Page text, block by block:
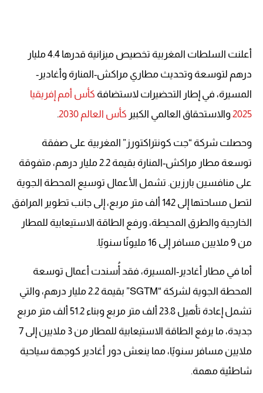
أعلنت السلطات المغربية تخصيص ميزانية قدرها 4.4 مليار
درهم لتوسعة وتحديث مطاري مراكش-المنارة وأغادير-
المسيرة، في إطار التحضيرات لاستضافة كأس أمم إفريقيا
2025والاستحقاق العالمي الكبير كأس العالم 2030 .
وحصلت شركة “جت كونتراكتورز” المغربية على صفقة
توسعة مطار مراكش-المنارة بقيمة 2.2 مليار درهم، متفوقة
على منافسين بارزين. تشمل الأعمال توسيع المحطة الجوية
لتصل مساحتها إلى 142 ألف متر مربع، إلى جانب تطوير المرافق
الخارجية والطرق المحيطة، ورفع الطاقة الاستيعابية للمطار
من 9 ملايين مسافر إلى 16 مليونًا سنويًا.
أما في مطار أغادير-المسيرة، فقد أُسندت أعمال توسعة
المحطة الجوية لشركة “SGTM” بقيمة 2.2 مليار درهم، والتي
تشمل إعادة تأهيل 23.8 ألف متر مربع وبناء 51.2 ألف متر مربع
جديدة، ما يرفع الطاقة الاستيعابية للمطار من 3 ملايين إلى 7
ملايين مسافر سنويًا، مما ينعش دور أغادير كوجهة سياحية
شاطئية مهمة.